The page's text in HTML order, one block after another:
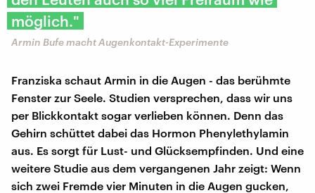
möglich."
Armin Bufe macht Augenkontakt-Experimente
Franziska schaut Armin in die Augen - das berühmte
Fenster zur Seele. Studien versprechen, dass wir uns
per Blickkontakt sogar verlieben können. Denn das
Gehirn schüttet dabei das Hormon Phenylethylamin
aus. Es sorgt für Lust- und Glücksempfinden. Und eine
weitere Studie aus dem vergangenen Jahr zeigt: Wenn
sich zwei Fremde vier Minuten in die Augen gucken,